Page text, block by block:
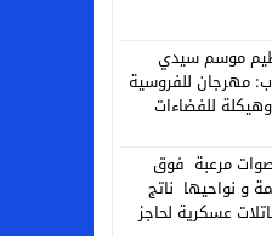
موسم سيدي
مهرجان للفروسية
للفضاءات
مرعبة فوق
و نواحيها ناتج
عسكرية لحاجز